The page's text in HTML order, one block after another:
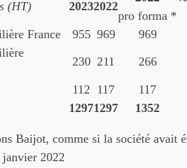
(HT) 20232022
pro forma *
France 955 969
969
230 211 266
112 117
117
12971297 1352
Baijot, comme si la société avait
2022